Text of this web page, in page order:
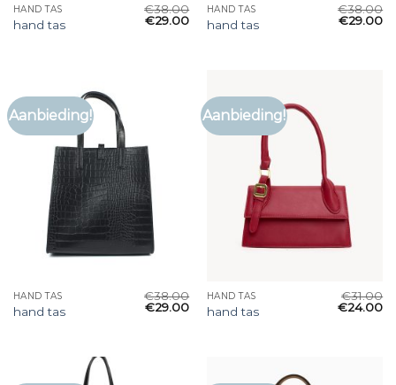
HAND TAS
hand tas
€38.00
€29.00
HAND TAS
hand tas
€38.00
€29.00
Aanbieding!
HAND TAS
hand tas
€38.00
€29.00
Aanbieding!
HAND TAS
hand tas
€31.00
€24.00